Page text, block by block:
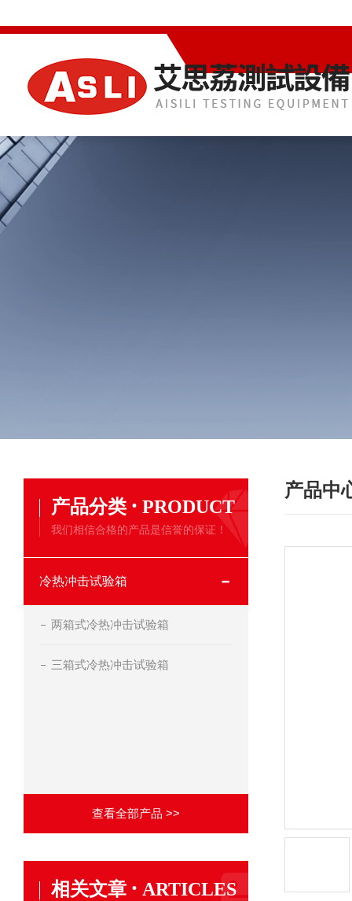
产品分类 · PRODUCT
我们相信合格的产品是信誉的保证！
冷热冲击试验箱
两箱式冷热冲击试验箱
三箱式冷热冲击试验箱
查看全部产品 >>
相关文章 · ARTICLES
产品中